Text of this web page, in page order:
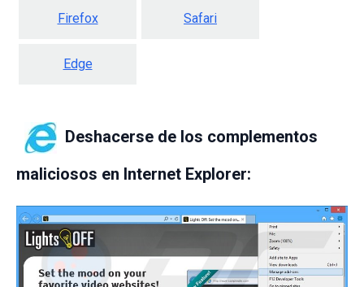
Firefox Safari
Edge
Deshacerse de los complementos
maliciosos en Internet Explorer: